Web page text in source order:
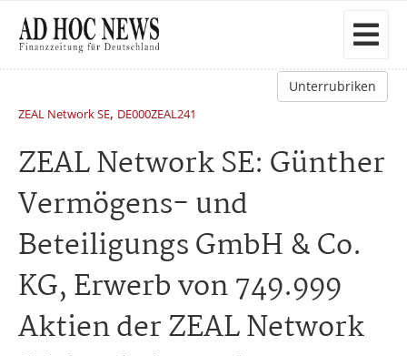
Unterrubriken
ZEAL Network SE, DE000ZEAL241
ZEAL Network SE: Günther
Vermögens- und
Beteiligungs GmbH & Co.
KG, Erwerb von 749.999
Aktien der ZEAL Network